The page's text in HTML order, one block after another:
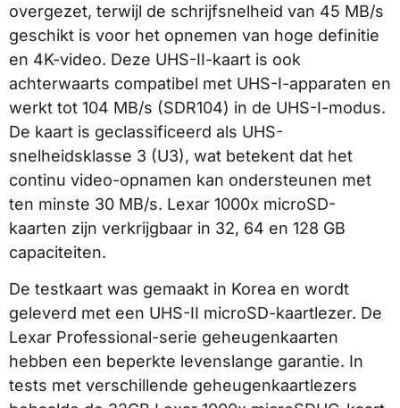
overgezet, terwijl de schrijfsnelheid van 45 MB/s
geschikt is voor het opnemen van hoge definitie
en 4K-video. Deze UHS-II-kaart is ook
achterwaarts compatibel met UHS-I-apparaten en
werkt tot 104 MB/s (SDR104) in de UHS-I-modus.
De kaart is geclassificeerd als UHS-
snelheidsklasse 3 (U3), wat betekent dat het
continu video-opnamen kan ondersteunen met
ten minste 30 MB/s. Lexar 1000x microSD-
kaarten zijn verkrijgbaar in 32, 64 en 128 GB
capaciteiten.
De testkaart was gemaakt in Korea en wordt
geleverd met een UHS-II microSD-kaartlezer. De
Lexar Professional-serie geheugenkaarten
hebben een beperkte levenslange garantie. In
tests met verschillende geheugenkaartlezers